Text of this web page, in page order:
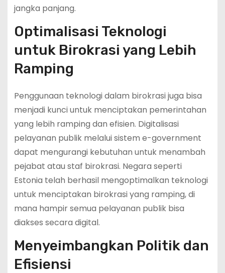
jangka panjang.
Optimalisasi Teknologi
untuk Birokrasi yang Lebih
Ramping
Penggunaan teknologi dalam birokrasi juga bisa
menjadi kunci untuk menciptakan pemerintahan
yang lebih ramping dan efisien. Digitalisasi
pelayanan publik melalui sistem e-government
dapat mengurangi kebutuhan untuk menambah
pejabat atau staf birokrasi. Negara seperti
Estonia telah berhasil mengoptimalkan teknologi
untuk menciptakan birokrasi yang ramping, di
mana hampir semua pelayanan publik bisa
diakses secara digital.
Menyeimbangkan Politik dan
Efisiensi